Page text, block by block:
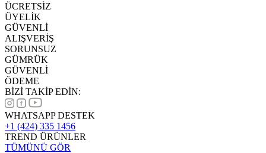
ÜCRETSİZ
ÜYELİK
GÜVENLİ
ALIŞVERİŞ
SORUNSUZ
GÜMRÜK
GÜVENLİ
ÖDEME
BİZİ TAKİP EDİN:
WHATSAPP DESTEK
+1 (424) 335 1456
TREND ÜRÜNLER
TÜMÜNÜ GÖR